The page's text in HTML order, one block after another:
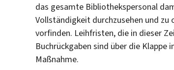
das gesamte Bibliothekspersonal
Vollständigkeit durchzusehen und zu
vorfinden. Leihfristen, die in dieser
Buchrückgaben sind über die
Maßnahme.